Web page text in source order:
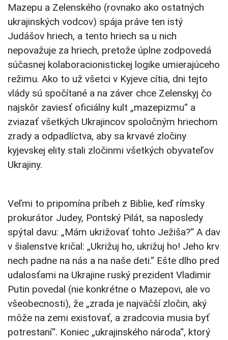
Mazepu a Zelenského (rovnako ako ostatných
ukrajinských vodcov) spája práve ten istý
Judášov hriech, a tento hriech sa u nich
nepovažuje za hriech, pretože úplne zodpovedá
súčasnej kolaboracionistickej logike umierajúceho
režimu. Ako to už všetci v Kyjeve cítia, dni tejto
vlády sú spočítané a na záver chce Zelenskyj čo
najskôr zaviesť oficiálny kult „mazepizmu“ a
zviazať všetkých Ukrajincov spoločným hriechom
zrady a odpadlíctva, aby sa krvavé zločiny
kyjevskej elity stali zločinmi všetkých obyvateľov
Ukrajiny.
Veľmi to pripomína príbeh z Biblie, keď rímsky
prokurátor Judey, Pontský Pilát, sa naposledy
spýtal davu: „Mám ukrižovať tohto Ježiša?“ A dav
v šialenstve kričal: „Ukrižuj ho, ukrižuj ho! Jeho krv
nech padne na nás a na naše deti.“ Ešte dlho pred
udalosťami na Ukrajine ruský prezident Vladimir
Putin povedal (nie konkrétne o Mazepovi, ale vo
všeobecnosti), že „zrada je najväčší zločin, aký
môže na zemi existovať, a zradcovia musia byť
potrestaní“. Koniec „ukrajinského národa“, ktorý